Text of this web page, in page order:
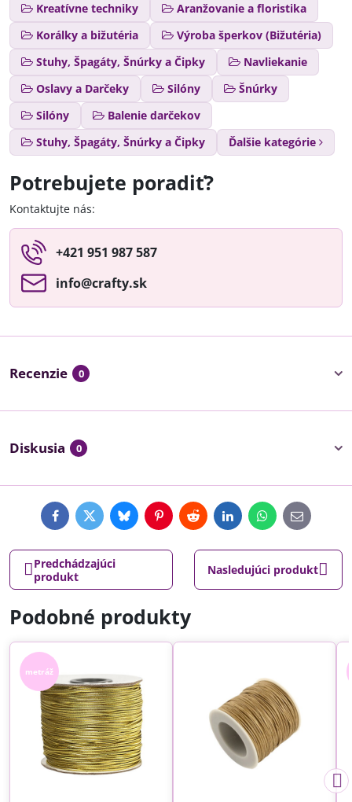
Kreatívne techniky
Aranžovanie a floristika
Korálky a bižutéria
Výroba šperkov (Bižutéria)
Stuhy, Špagáty, Šnúrky a Čipky
Navliekanie
Oslavy a Darčeky
Silóny
Šnúrky
Silóny
Balenie darčekov
Stuhy, Špagáty, Šnúrky a Čipky
Ďalšie kategórie
Potrebujete poradiť?
Kontaktujte nás:
+421 951 987 587
info​@crafty​.sk
Recenzie 0
Diskusia 0
FacebookTwitterBlueskyPinterestRedditLinkedInWhatsApp
E-
mail
Predchádzajúci
produkt
Nasledujúci produkt
Podobné produkty
metráž